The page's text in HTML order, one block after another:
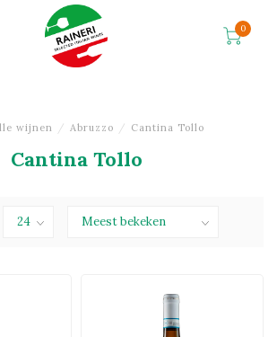
0
wijnen / Abruzzo / Cantina Tollo
Cantina Tollo